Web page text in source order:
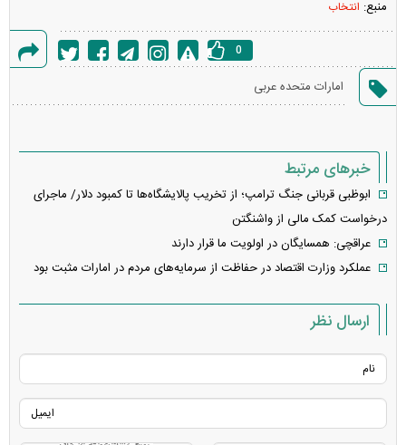
منبع: انتخاب
خطا
0
امارات متحده عربی
خبرهای مرتبط
ابوظبی قربانی جنگ ترامپ؛ از تخریب پالایشگاه‌ها تا کمبود دلار/ ماجرای
درخواست کمک مالی از واشنگتن
عراقچی: همسایگان در اولویت ما قرار دارند
عملکرد وزارت اقتصاد در حفاظت از سرمایه‌های مردم در امارات مثبت بود
ارسال نظر